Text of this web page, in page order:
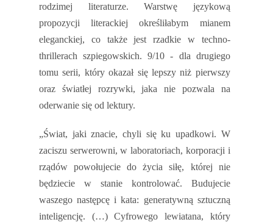
rodzimej literaturze. Warstwę językową
propozycji literackiej określiłabym mianem
eleganckiej, co także jest rzadkie w techno-
thrillerach szpiegowskich. 9/10 - dla drugiego
tomu serii, który okazał się lepszy niż pierwszy
oraz światłej rozrywki, jaka nie pozwala na
oderwanie się od lektury.
„Świat, jaki znacie, chyli się ku upadkowi. W
zaciszu serwerowni, w laboratoriach, korporacji i
rządów powołujecie do życia siłę, której nie
będziecie w stanie kontrolować. Budujecie
waszego następcę i kata: generatywną sztuczną
inteligencję.
(…) Cyfrowego lewiatana, który